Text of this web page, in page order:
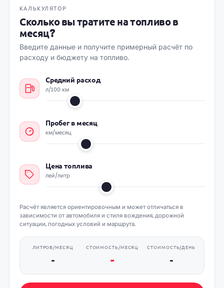
КАЛЬКУЛЯТОР
Сколько вы тратите на топливо в
месяц?
Введите данные и получите примерный расчёт по
расходу и бюджету на топливо.
Средний расход
л/100 км
Пробег в месяц
км/месяц
Цена топлива
лей/литр
Расчёт является ориентировочным и может отличаться в
зависимости от автомобиля и стиля вождения, дорожной
ситуации, погодных условий и маршрута.
ЛИТРОВ/МЕСЯЦ
-
СТОИМОСТЬ/МЕСЯЦ
-
СТОИМОСТЬ/ДЕНЬ
-